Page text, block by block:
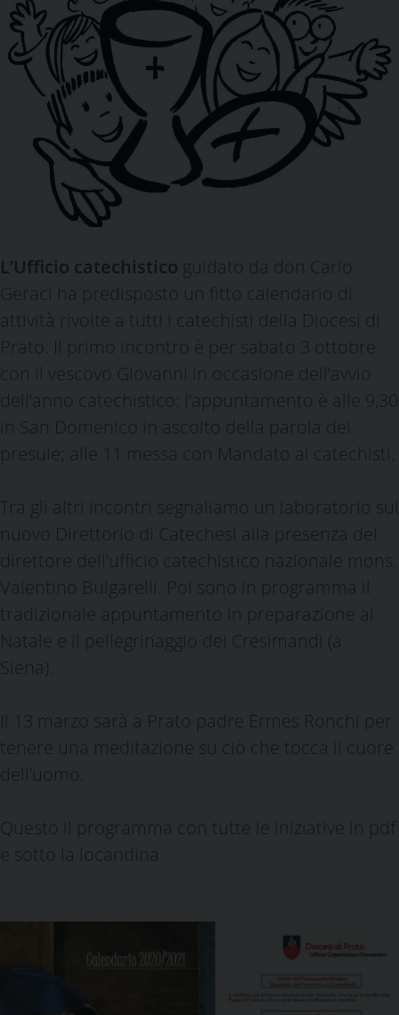
L’Ufficio catechistico guidato da don Carlo
Geraci ha predisposto un fitto calendario di
attività rivolte a tutti i catechisti della Diocesi di
Prato. Il primo incontro è per sabato 3 ottobre
con il vescovo Giovanni in occasione dell’avvio
dell’anno catechistico: l’appuntamento è alle 9,30
in San Domenico in ascolto della parola del
presule; alle 11 messa con Mandato ai catechisti.
Tra gli altri incontri segnaliamo un laboratorio sul
nuovo Direttorio di Catechesi alla presenza del
direttore dell’ufficio catechistico nazionale mons.
Valentino Bulgarelli. Poi sono in programma il
tradizionale appuntamento in preparazione al
Natale e il pellegrinaggio dei Cresimandi (a
Siena).
Il 13 marzo sarà a Prato padre Ermes Ronchi per
tenere una meditazione su ciò che tocca il cuore
dell’uomo.
Questo il programma con tutte le iniziative in pdf
e sotto la locandina